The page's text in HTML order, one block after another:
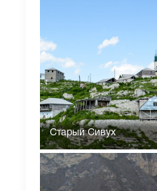
Старый Сивух